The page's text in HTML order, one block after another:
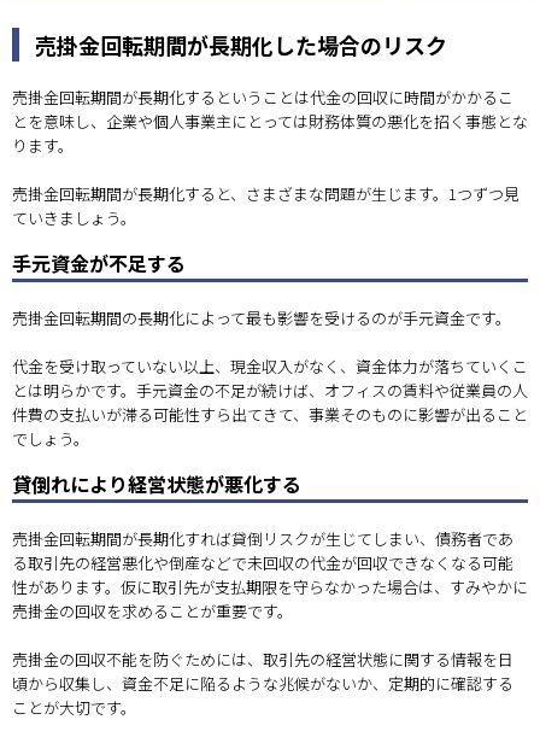
売掛金回転期間が長期化した場合のリスク
売掛金回転期間が長期化するということは代金の回収に時間がかかるこ
とを意味し、企業や個人事業主にとっては財務体質の悪化を招く事態とな
ります。
売掛金回転期間が長期化すると、さまざまな問題が生じます。1つずつ見
ていきましょう。
手元資金が不足する
売掛金回転期間の長期化によって最も影響を受けるのが手元資金です。
代金を受け取っていない以上、現金収入がなく、資金体力が落ちていくこ
とは明らかです。手元資金の不足が続けば、オフィスの賃料や従業員の人
件費の支払いが滞る可能性すら出てきて、事業そのものに影響が出ること
でしょう。
貸倒れにより経営状態が悪化する
売掛金回転期間が長期化すれば貸倒リスクが生じてしまい、債務者であ
る取引先の経営悪化や倒産などで未回収の代金が回収できなくなる可能
性があります。仮に取引先が支払期限を守らなかった場合は、すみやかに
売掛金の回収を求めることが重要です。
売掛金の回収不能を防ぐためには、取引先の経営状態に関する情報を日
頃から収集し、資金不足に陥るような兆候がないか、定期的に確認する
ことが大切です。